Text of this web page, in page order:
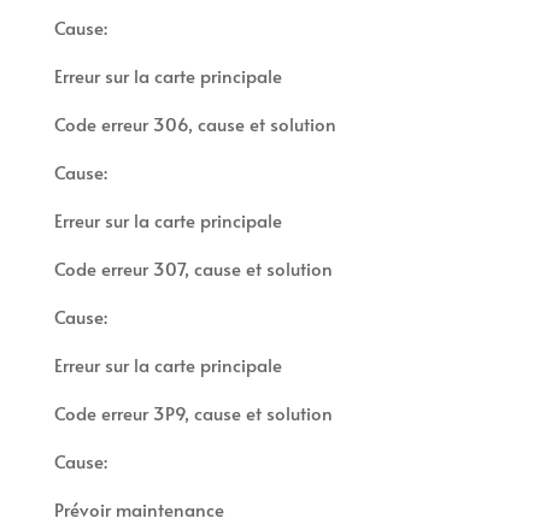
Cause:
Erreur sur la carte principale
Code erreur 306, cause et solution
Cause:
Erreur sur la carte principale
Code erreur 307, cause et solution
Cause:
Erreur sur la carte principale
Code erreur 3P9, cause et solution
Cause:
Prévoir maintenance